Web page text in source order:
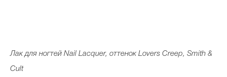
Лак для ногтей Nail Lacquer, оттенок Lovers Creep, Smith &
Cult